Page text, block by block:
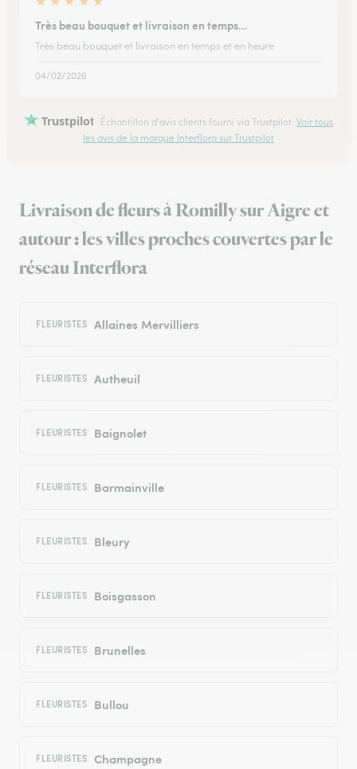
Très beau bouquet et livraison en temps…
Très beau bouquet et livraison en temps et en heure
04/02/2026
Trustpilot Échantillon d'avis clients fourni via Trustpilot. Voir tous
les avis de la marque Interflora sur Trustpilot
Livraison de fleurs à Romilly sur Aigre et
autour : les villes proches couvertes par le
réseau Interflora
FLEURISTES Allaines Mervilliers
FLEURISTES Autheuil
FLEURISTES Baignolet
FLEURISTES Barmainville
FLEURISTES Bleury
FLEURISTES Boisgasson
FLEURISTES Brunelles
FLEURISTES Bullou
FLEURISTES Champagne